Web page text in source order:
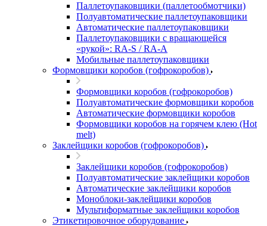
Паллетоупаковщики (паллетообмотчики)
Полуавтоматические паллетоупаковщики
Автоматические паллетоупаковщики
Паллетоупаковщики с вращающейся
«рукой»: RA-S / RA-A
Мобильные паллетоупаковщики
Формовщики коробов (гофрокоробов)
Формовщики коробов (гофрокоробов)
Полуавтоматические формовщики коробов
Автоматические формовщики коробов
Формовщики коробов на горячем клею (Hot
melt)
Заклейщики коробов (гофрокоробов)
Заклейщики коробов (гофрокоробов)
Полуавтоматические заклейщики коробов
Автоматические заклейщики коробов
Моноблоки-заклейщики коробов
Мультиформатные заклейщики коробов
Этикетировочное оборудование